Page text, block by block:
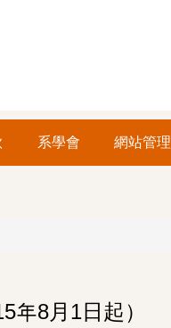
系學會 網站管理
年8月1日起）